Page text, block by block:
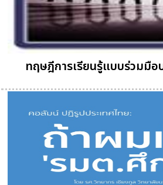
ทฤษฎีการเรียนรู้แบบร่วมมื